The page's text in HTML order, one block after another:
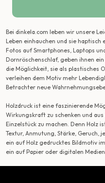
Bei dinkela.com leben wir unsere
Leben einhauchen und sie haptisch
Fotos auf Smartphones, Laptops
Dornröschenschlaf, geben ihnen
die Möglichkeit, sie als plastisches
verleihen dem Motiv mehr
Betrachter neue
Holzdruck ist eine faszinierende
Wirkungskraft zu schenken und
Einzelstück zu machen. Denn Holz
Textur, Anmutung, Stärke, Geruch,
ein auf Holz gedrucktes Bildmotiv
ein auf Papier oder digitalen